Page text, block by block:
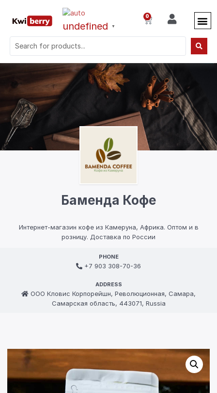
undefined ▼
0
Баменда Кофе
Интернет-магазин кофе из Камеруна, Африка. Оптом и в
розницу. Доставка по России
PHONE
+7 903 308-70-36
ADDRESS
ООО Кловис Корпорейшн, Революционная, Самара,
Самарская область, 443071, Russia